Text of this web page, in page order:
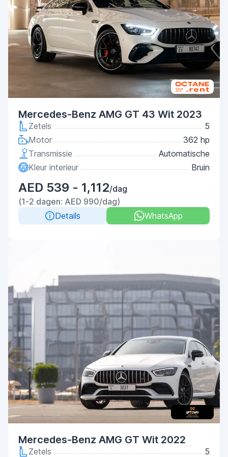
Mercedes-Benz AMG GT 43 Wit 2023
Zetels
5
Motor
362 hp
Transmissie
Automatische
Kleur interieur
Bruin
AED 539 - 1,112/dag
(1-2 dagen: AED 990/dag)
Details
WhatsApp
Mercedes-Benz AMG GT Wit 2022
Zetels
5